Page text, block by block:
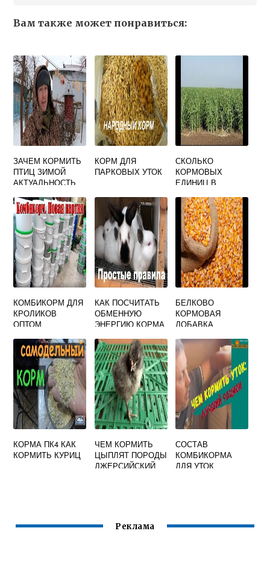
Вам также может понравиться:
ЗАЧЕМ КОРМИТЬ
ПТИЦ ЗИМОЙ
АКТУАЛЬНОСТЬ
КОРМ ДЛЯ
ПАРКОВЫХ УТОК
СКОЛЬКО
КОРМОВЫХ
ЕДИНИЦ В
ТРАВЕ
КОМБИКОРМ ДЛЯ
КРОЛИКОВ
ОПТОМ
КАК ПОСЧИТАТЬ
ОБМЕННУЮ
ЭНЕРГИЮ КОРМА
БЕЛКОВО
КОРМОВАЯ
ДОБАВКА
КОРМА ПК4 КАК
КОРМИТЬ КУРИЦ
ЧЕМ КОРМИТЬ
ЦЫПЛЯТ ПОРОДЫ
ДЖЕРСИЙСКИЙ
СОСТАВ
КОМБИКОРМА
ДЛЯ УТОК
Реклама